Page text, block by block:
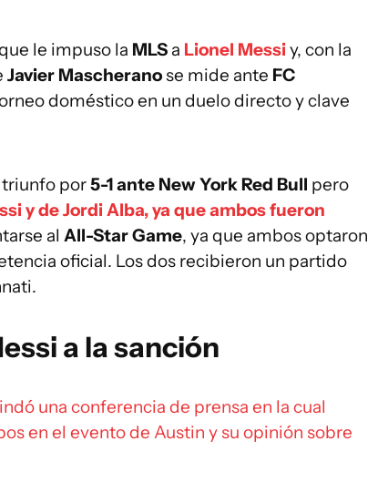
le impuso la MLS a Lionel Messi y, con la
Javier Mascheranose mide ante FC
doméstico en un duelo directo y clave
por5-1 ante New York Red Bull pero
y de Jordi Alba, ya que ambos fueron
al All-Star Game, ya que ambos optaron
oficial. Los dos recibieron un partido
a la sanción
una conferencia de prensa en la cual
en el evento de Austin y su opinión sobre